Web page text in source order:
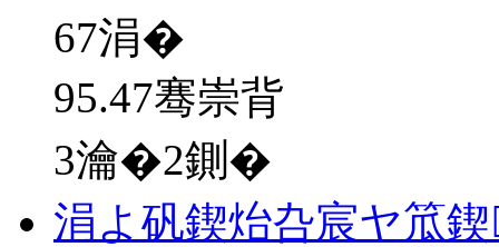
67涓�
95.47骞崇背
3瀹�2鍘�
涓よ矾鍥炲叴宸ヤ笟